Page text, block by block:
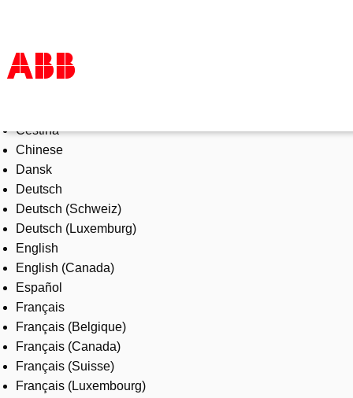
Products & Solutions
Industries
Services
About us
Where to buy
Contact us
Careers
Čeština
Chinese
Dansk
Deutsch
Deutsch (Schweiz)
Deutsch (Luxemburg)
English
English (Canada)
Español
Français
Français (Belgique)
Français (Canada)
Français (Suisse)
Français (Luxembourg)